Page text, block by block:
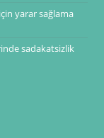
yarar sağlama
sadakatsizlik